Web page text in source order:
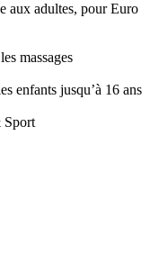
aux adultes, pour Euro
massages
enfants jusqu’à 16 ans
Sport